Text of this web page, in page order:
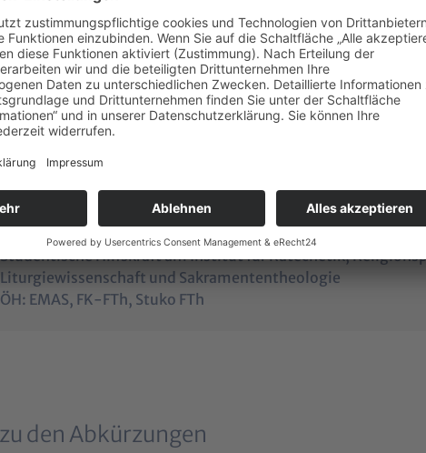
Severin Steinmetz
ÖH: AfG, Stuko FPh/KW
Elisabeth Mikota
Studentische Hilfskraft am Institut für Katechetik,
Liturgiewissenschaft und Sakramententheologie
ÖH: EMAS, FK-FTh, Stuko FTh
den Abkürzungen